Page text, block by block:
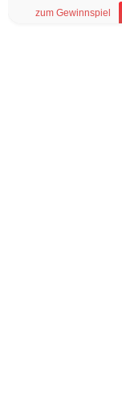
zum Gewinnspiel